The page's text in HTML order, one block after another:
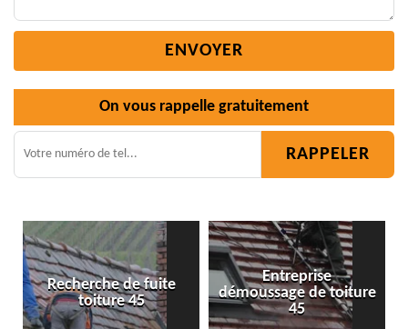
On vous rappelle gratuitement
de fuite
45
Entreprise
démoussage de toiture
Isolation